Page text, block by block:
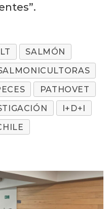
SALMÓN
PATHOVET
I+D+I